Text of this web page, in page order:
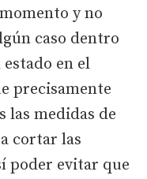
y no
caso dentro
en el
precisamente
las medidas de
cortar las
poder evitar que